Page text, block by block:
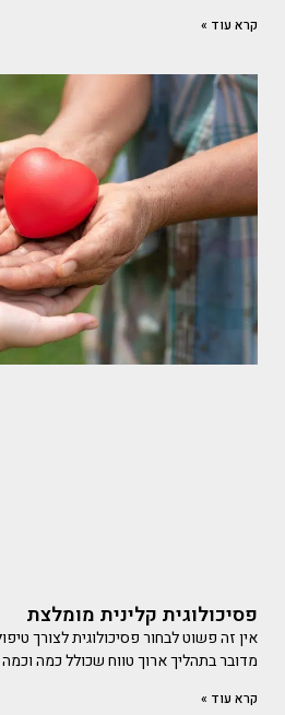
קרא עוד »
פסיכולוגית קלינית מומלצת
אין זה פשוט לבחור פסיכולוגית לצורך
מדובר בתהליך ארוך טווח שכולל כמה
קרא עוד »